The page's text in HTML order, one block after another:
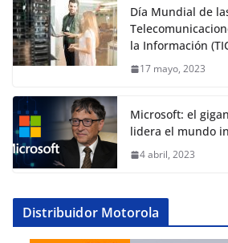
Día Mundial de
la Información
17 mayo, 2023
Microsoft: el
lidera el mundo
4 abril, 2023
Distribuidor Motorola